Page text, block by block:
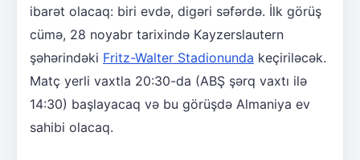
ibarət olacaq: biri evdə, digəri səfərdə. İlk görüş
cümə, 28 noyabr tarixində Kayzerslautern
şəhərindəki Fritz-Walter Stadionunda keçiriləcək.
Matç yerli vaxtla 20:30-da (ABŞ şərq vaxtı ilə
14:30) başlayacaq və bu görüşdə Almaniya ev
sahibi olacaq.